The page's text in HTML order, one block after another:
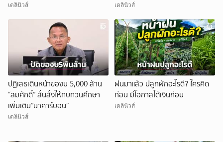
เดลินิวส์ เดลินิวส์
ปฏิเสธเดินหน้าของบ 5,000 ล้าน
“สมศักดิ์” ลั่นสั่งให้ทบทวนศึกษา
เพิ่มเติม”นาคาร์บอน”
เดลินิวส์
ฝนมาแล้ว ปลูกผักอะไรดี? ใครคิด
ก่อน มีโอกาสได้เงินก่อน
เดลินิวส์